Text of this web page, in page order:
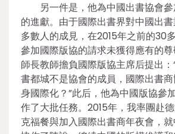
另一件是，他為中國出書協會
的進獻。由于國際出書界對中國出
多數人的成見，在2015年之前的30
參加國際版協的請求未獲得應有的
師長教師擔負國際版協主席后提出
書都城不是協會的成員，國際出書
身國際化？”此后，他為中國版協參
作了大批任務。2015年，我率團赴
克福餐與加入國際出書商年夜會，